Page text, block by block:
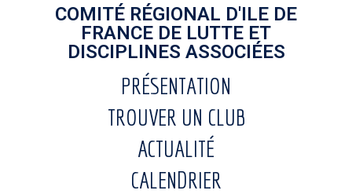
COMITÉ RÉGIONAL D'ILE DE
FRANCE DE LUTTE ET
DISCIPLINES ASSOCIÉES
PRÉSENTATION
TROUVER UN CLUB
ACTUALITÉ
CALENDRIER